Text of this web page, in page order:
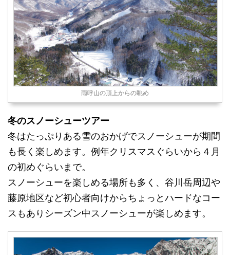
雨呼山の頂上からの眺め
冬のスノーシューツアー
冬はたっぷりある雪のおかげでスノーシューが期間
も長く楽しめます。例年クリスマスぐらいから４月
の初めぐらいまで。
スノーシューを楽しめる場所も多く、谷川岳周辺や
藤原地区など初心者向けからちょっとハードなコー
スもありシーズン中スノーシューが楽しめます。